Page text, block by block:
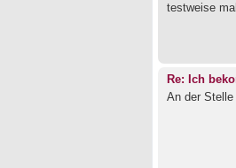
testweise
Re: Ich
An der